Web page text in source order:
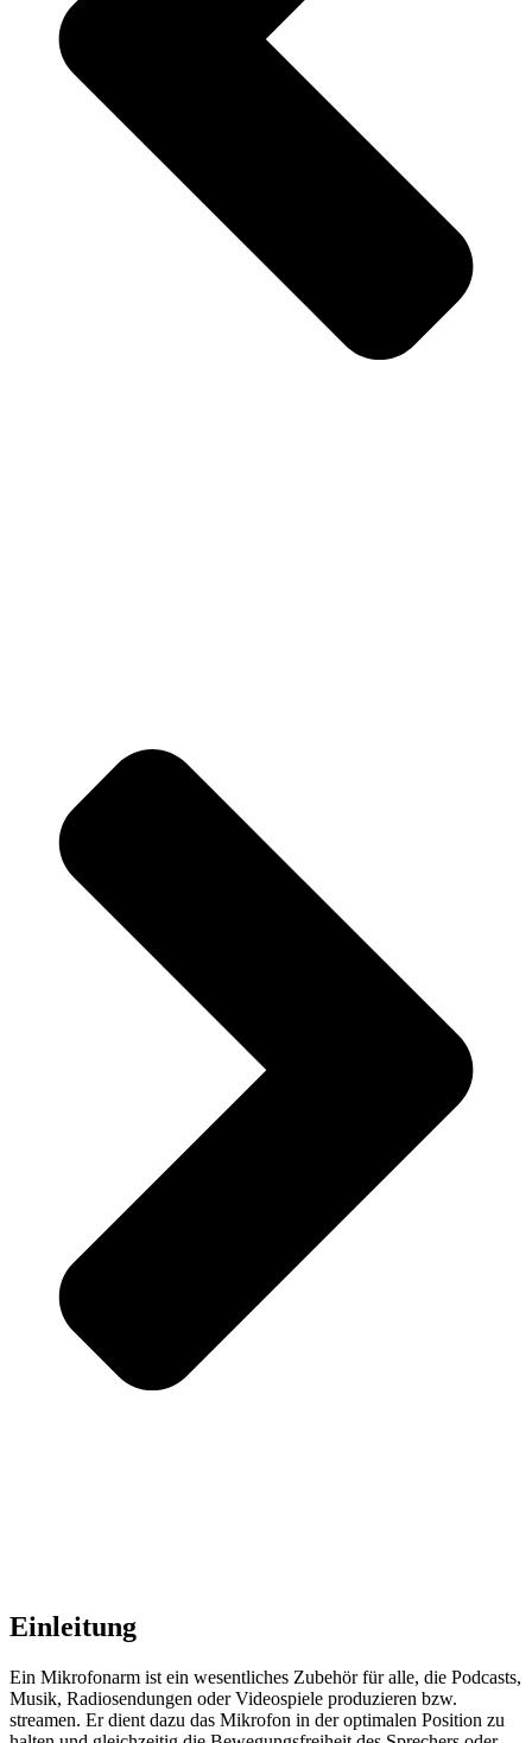
Einleitung
Ein Mikrofonarm ist ein wesentliches Zubehör für alle, die Podcasts,
Musik, Radiosendungen oder Videospiele produzieren bzw.
streamen. Er dient dazu das Mikrofon in der optimalen Position zu